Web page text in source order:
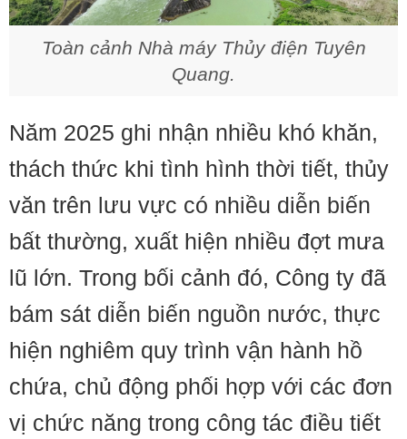
Toàn cảnh Nhà máy Thủy điện Tuyên
Quang.
Năm 2025 ghi nhận nhiều khó khăn,
thách thức khi tình hình thời tiết, thủy
văn trên lưu vực có nhiều diễn biến
bất thường, xuất hiện nhiều đợt mưa
lũ lớn. Trong bối cảnh đó, Công ty đã
bám sát diễn biến nguồn nước, thực
hiện nghiêm quy trình vận hành hồ
chứa, chủ động phối hợp với các đơn
vị chức năng trong công tác điều tiết